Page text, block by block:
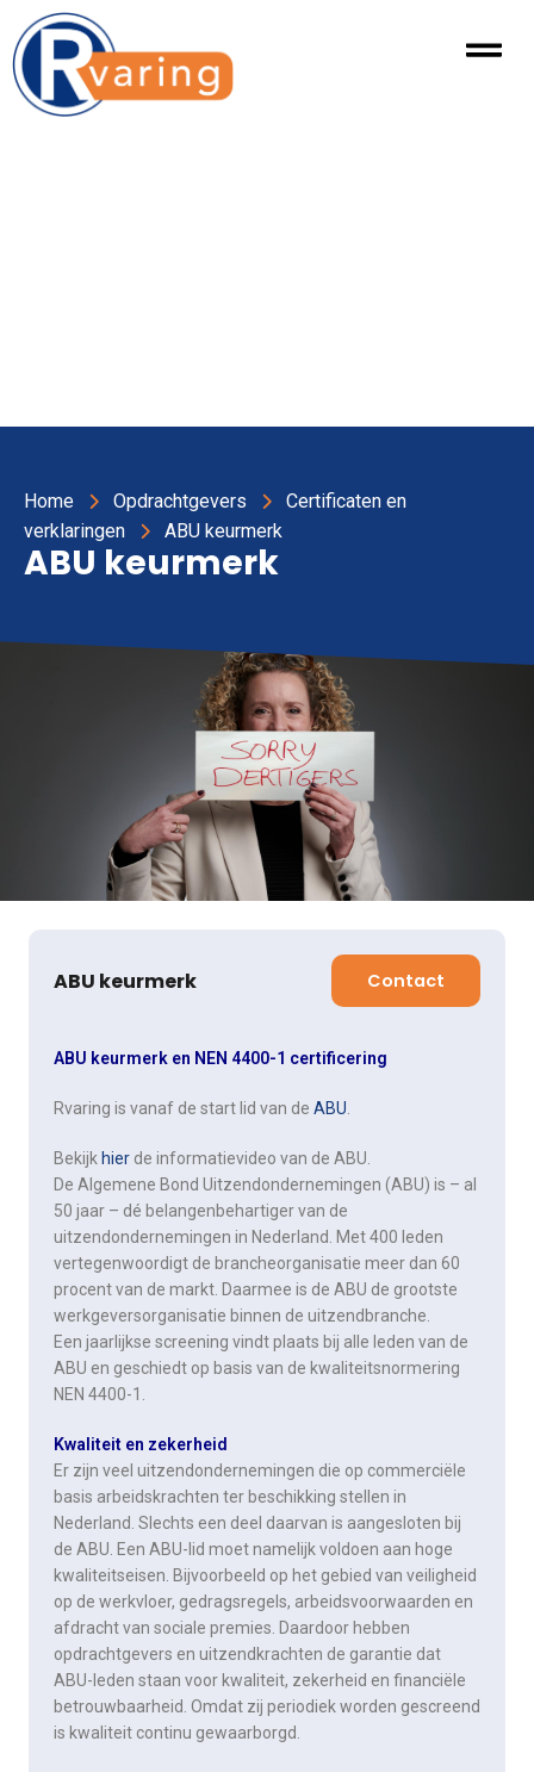
Home Opdrachtgevers
Certificaten en
verklaringen
ABU keurmerk
ABU keurmerk
ABU keurmerk Contact
ABU keurmerk en NEN 4400-1 certificering
Rvaring is vanaf de start lid van deABU.
Bekijk hier de informatievideo van de ABU.
De Algemene Bond Uitzendondernemingen (ABU) is – al
50 jaar – dé belangenbehartiger van de
uitzendondernemingen in Nederland. Met 400 leden
vertegenwoordigt de brancheorganisatie meer dan 60
procent van de markt. Daarmee is de ABU de grootste
werkgeversorganisatie binnen de uitzendbranche.
Een jaarlijkse screening vindt plaats bij alle leden van de
ABU en geschiedt op basis van de kwaliteitsnormering
NEN 4400-1.
Kwaliteit en zekerheid
Er zijn veel uitzendondernemingen die op commerciële
basis arbeidskrachten ter beschikking stellen in
Nederland. Slechts een deel daarvan is aangesloten bij
de ABU. Een ABU-lid moet namelijk voldoen aan hoge
kwaliteitseisen. Bijvoorbeeld op het gebied van veiligheid
op de werkvloer, gedragsregels, arbeidsvoorwaarden en
afdracht van sociale premies. Daardoor hebben
opdrachtgevers en uitzendkrachten de garantie dat
ABU-leden staan voor kwaliteit, zekerheid en financiële
betrouwbaarheid. Omdat zij periodiek worden gescreend
is kwaliteit continu gewaarborgd.